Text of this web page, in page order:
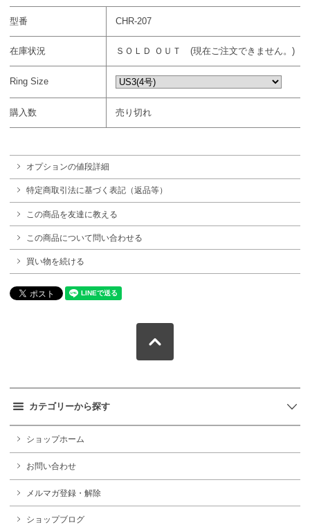
型番 CHR-207
在庫状況 ＳＯＬＤ ＯＵＴ (現在ご注文できません。)
Ring Size
購入数 売り切れ
オプションの値段詳細
特定商取引法に基づく表記（返品等）
この商品を友達に教える
この商品について問い合わせる
買い物を続ける
カテゴリーから探す
ショップホーム
お問い合わせ
メルマガ登録・解除
ショップブログ